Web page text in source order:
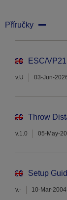
Příručky
ESC/
v.U 03-Jun-
Throw
v.1.0 05-May-
Setup
v.- 10-Mar-2004